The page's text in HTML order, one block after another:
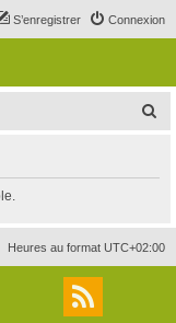
Connexion
S’enregistrer
r
c
Heures au format UTC+02:00